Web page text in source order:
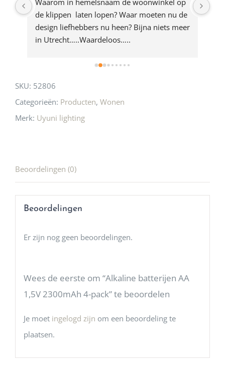
Waarom in hemelsnaam de woonwinkel op
de klippen  laten lopen? Waar moeten nu de
design liefhebbers nu heen? Bijna niets meer
in Utrecht…..Waardeloos…..
SKU: 52806
Categorieën: Producten, Wonen
Merk: Uyuni lighting
Beoordelingen (0)
Beoordelingen
Er zijn nog geen beoordelingen.
Wees de eerste om “Alkaline batterijen AA
1,5V 2300mAh 4-pack” te beoordelen
Je moet ingelogd zijn om een beoordeling te
plaatsen.